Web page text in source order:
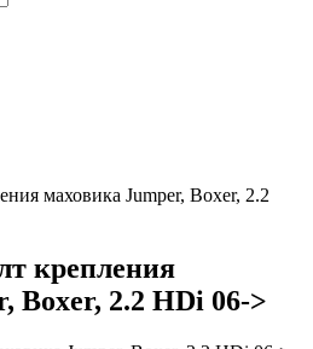
маховика Jumper, Boxer, 2.2
крепления
Boxer, 2.2 HDi 06->